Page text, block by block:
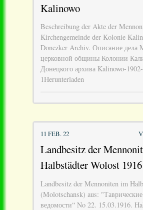
Kalinowo
Beschreibung der Akte der
Kirchengemeinde der Kolonie
Donezker Archiv. Описание дела
церковной общины Колонии
Донецкого архива Kalinowo-
1Herunterladen
11 FEB. 22
Landbesitz der
Halbstädter Wolost 1916
Landbesitz der Mennoniten im
(Molotschansk) aus:
ведомости“ No 22. 15.03.1916.